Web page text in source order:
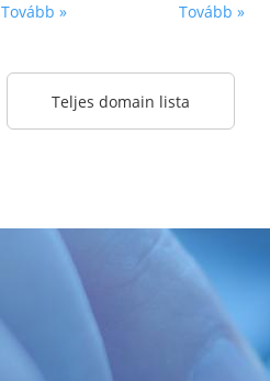
Tovább » Tovább »
Teljes domain lista